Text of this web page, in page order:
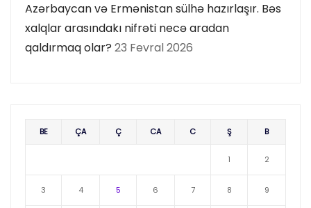
Azərbaycan və Ermənistan sülhə hazırlaşır. Bəs
xalqlar arasındakı nifrəti necə aradan
qaldırmaq olar? 23 Fevral 2026
BE ÇA Ç CA C Ş B
1 2
3 4 5 6 7 8 9